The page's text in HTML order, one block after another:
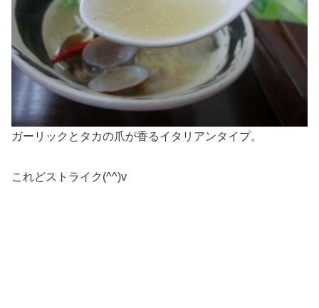
ガーリックとタカの爪が香るイタリアンタイプ。
これどストライク(^^)v